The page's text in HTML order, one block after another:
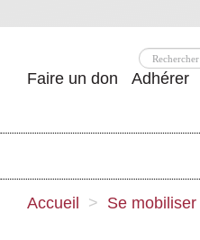
Faire un don Adhérer
Accueil > Se mobiliser